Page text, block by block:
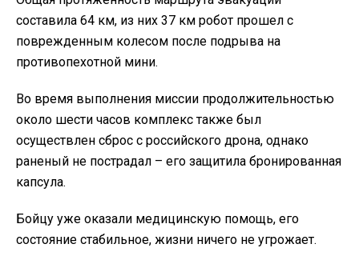
составила 64 км, из них 37 км робот прошел с
поврежденным колесом после подрыва на
противопехотной мини.
Во время выполнения миссии продолжительностью
около шести часов комплекс также был
осуществлен сброс с российского дрона, однако
раненый не пострадал – его защитила бронированная
капсула.
Бойцу уже оказали медицинскую помощь, его
состояние стабильное, жизни ничего не угрожает.